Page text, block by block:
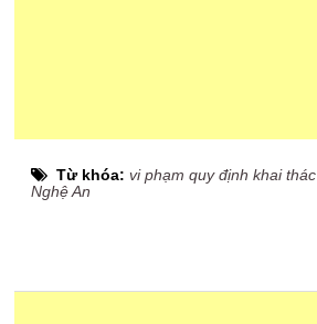
Từ khóa:vi phạm quy định khai thác
Nghệ An